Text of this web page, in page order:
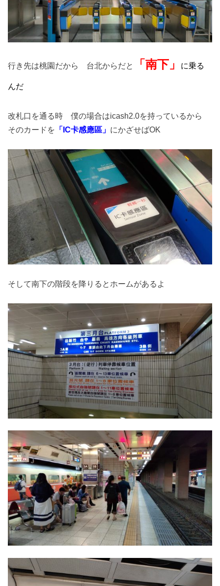
行き先は桃園だから 台北からだと 「南下」 に乗る
んだ
改札口を通る時 僕の場合はicash2.0を持っているから
そのカードを 「IC卡感應區」 にかざせばOK
そして南下の階段を降りるとホームがあるよ